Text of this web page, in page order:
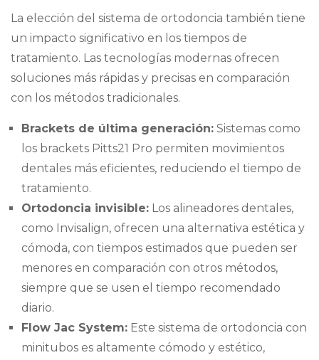
La elección del sistema de ortodoncia también tiene
un impacto significativo en los tiempos de
tratamiento. Las tecnologías modernas ofrecen
soluciones más rápidas y precisas en comparación
con los métodos tradicionales.
Brackets de última generación: Sistemas como
los brackets Pitts21 Pro permiten movimientos
dentales más eficientes, reduciendo el tiempo de
tratamiento.
Ortodoncia invisible: Los alineadores dentales,
como Invisalign, ofrecen una alternativa estética y
cómoda, con tiempos estimados que pueden ser
menores en comparación con otros métodos,
siempre que se usen el tiempo recomendado
diario.
Flow Jac System: Este sistema de ortodoncia con
minitubos es altamente cómodo y estético,